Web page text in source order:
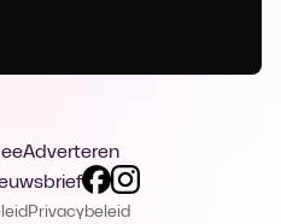
Adverteren
Privacybeleid